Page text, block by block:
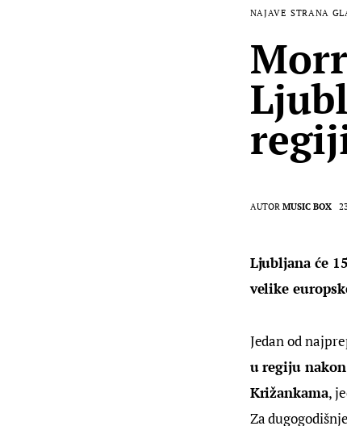
NAJAVE STRANA
AUTOR MUSIC BOX
Ljubljana će
velike
Jedan od
u regiju
Križankama,
Za